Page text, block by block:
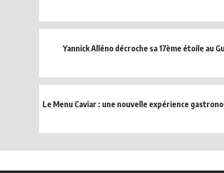
Yannick Alléno décroche sa 17ème étoile au
Le Menu Caviar : une nouvelle expérience